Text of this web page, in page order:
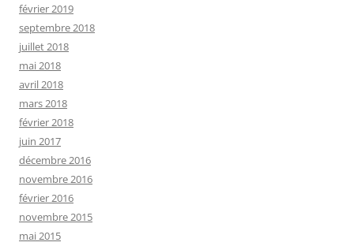
février 2019
septembre 2018
juillet 2018
mai 2018
avril 2018
mars 2018
février 2018
juin 2017
décembre 2016
novembre 2016
février 2016
novembre 2015
mai 2015